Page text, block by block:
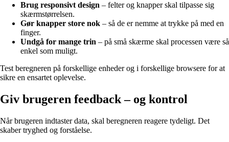
Brug responsivt design – felter og knapper skal tilpasse sig
skærmstørrelsen.
Gør knapper store nok – så de er nemme at trykke på med en
finger.
Undgå for mange trin – på små skærme skal processen være så
enkel som muligt.
Test beregneren på forskellige enheder og i forskellige browsere for at
sikre en ensartet oplevelse.
Giv brugeren feedback – og kontrol
Når brugeren indtaster data, skal beregneren reagere tydeligt. Det
skaber tryghed og forståelse.